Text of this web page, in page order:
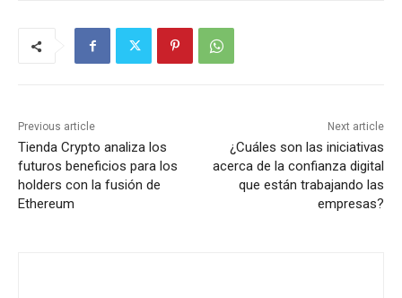
Previous article
Tienda Crypto analiza los
futuros beneficios para los
holders con la fusión de
Ethereum
Next article
¿Cuáles son las iniciativas
acerca de la confianza digital
que están trabajando las
empresas?